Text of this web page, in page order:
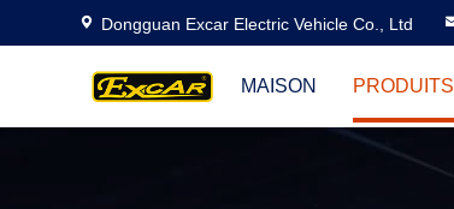
Dongguan Excar Electric Vehicle Co., Ltd
MAISON PRODUITS